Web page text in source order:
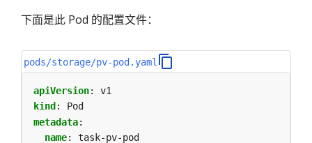
下面是此 Pod 的配置文件：
pods/storage/pv-pod.yaml
apiVersion:
v1
kind :
Pod
metadata:
name:
task-pv-pod